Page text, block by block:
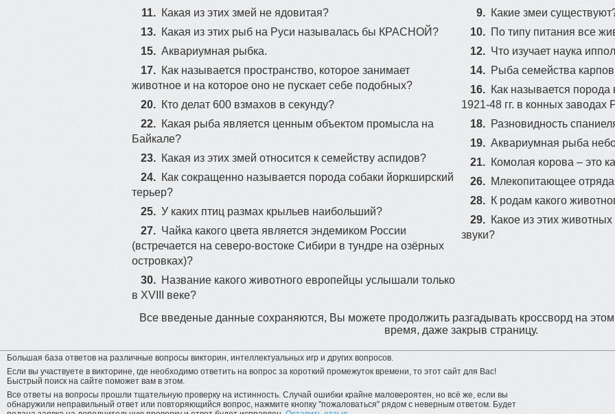
22
24
27
11. Какая из этих змей не ядовитая?
13. Какая из этих рыб на Руси называлась бы КРАСНОЙ?
15. ​Аквариумная рыбка.
17. Как называется пространство, которое занимает
животное и на которое оно не пускает себе подобных?
20. Кто делат 600 взмахов в секунду?
22. Какая рыба является ценным объектом промысла на
Байкале?
23. Какая из этих змей относится к семейству аспидов?
24. Как сокращенно называется порода собаки йоркширский
терьер?
25. У каких птиц размах крыльев наибольший?
27. Чайка какого цвета является эндемиком России
(встречается на северо-востоке Сибири в тундре на озёрных
островках)?
30. Название какого животного европейцы услышали только
в XVIII веке?
9. Какие змеи
10. По типу питания все
12. Что изучает наука
14. Рыба семейства
16. Как называется
1921-48 гг. в конных заводах
18. Разновидность
19. Аквариумная рыба
21. Комолая корова – это
26. Млекопитающее
28. К родам какого
29. Какое из этих
звуки?
Все введеные данные сохраняются, Вы можете продолжить разгадывать кроссворд на
время, даже закрыв страницу.
Большая база ответов на различные вопросы викторин, интеллектуальных игр и других вопросов.
Если вы участвуете в викторине, где необходимо ответить на вопрос за короткий промежуток времени, то этот сайт для Вас!
Быстрый поиск на сайте поможет вам в этом.
Все ответы на вопросы прошли тщательную проверку на истинность. Случай ошибки крайне маловероятен, но всё же, если вы
обнаружили неправильный ответ или повторяющийся вопрос, нажмите кнопку "пожаловаться" рядом с неверным ответом. Будет